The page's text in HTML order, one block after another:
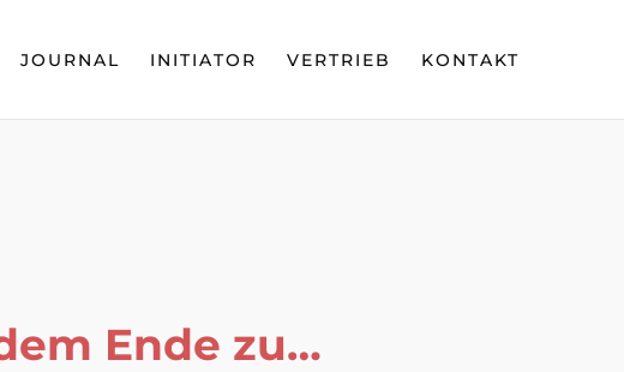
JOURNAL INITIATOR VERTRIEB KONTAKT
Ende zu…